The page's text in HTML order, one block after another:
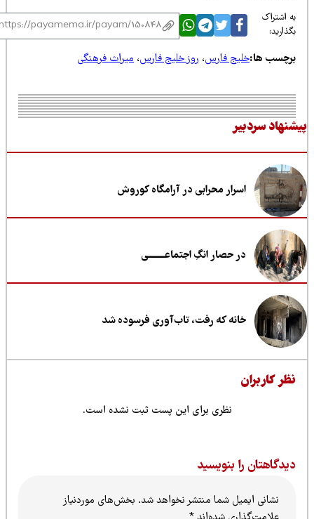
اشتراک
ها:خلیج فارس،روز خلیج فارس،میراث فرهنگی
سردبیر
اسرار محرابی در آرامگاه کوروش
در حصار انگِ اجتماعــــــــی
خانه که رفت، تاب‌آوری فرسوده شد
کاربران
نظری برای این پست ثبت نشده است.
را بنویسید
نشانی ایمیل شما منتشر نخواهد شد.بخش‌های موردنیاز